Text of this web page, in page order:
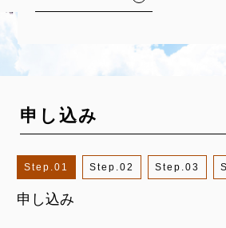
申し込み
1 2 3
申し込み
ご契約
ローンの本申し込み
残代金の残金決済・所有権の移転